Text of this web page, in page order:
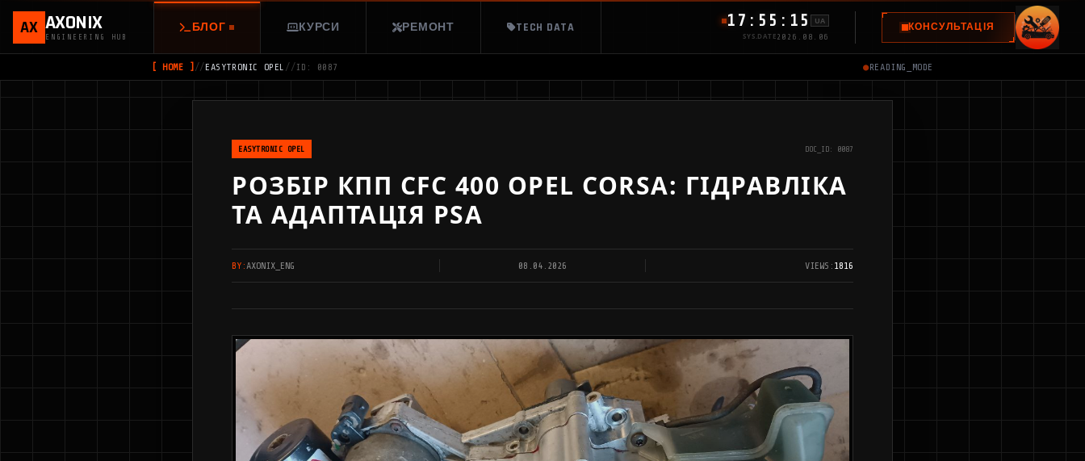
AX AXONIX
ENGINEERING HUB
БЛОГ КУРСИ РЕМОНТ TECH DATA 17:55:16 UA
SYS.DATE2026.08.06
КОНСУЛЬТАЦІЯ
[ HOME ] // EASYTRONIC OPEL // ID: 0087 ●READING_MODE
EASYTRONIC OPEL DOC_ID: 0087
РОЗБІР КПП CFC 400 OPEL CORSA: ГІДРАВЛІКА
ТА АДАПТАЦІЯ PSA
BY:AXONIX_ENG 08.04.2026 VIEWS: 1816